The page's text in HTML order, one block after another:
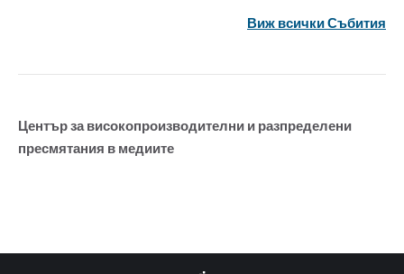
Виж всички Събития
Център за високопроизводителни и разпределени
пресмятания в медиите